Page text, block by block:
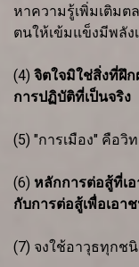
หาความรู้เพิ่มเติมต
ตนให้เข้มแข็งมีพลัง
(4) จิตใจมิใช่สิ่งที่ฝึ
การปฏิบัติที่เป็นจริง
(5) "การเมือง" คือ
(6) หลักการต่อสู้ที่เ
กับการต่อสู้เพื่อเอ
(7) จงใช้อาวุธทุกช